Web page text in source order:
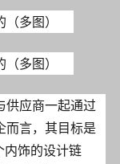
供应商一起通过
而言，其目标是
内饰的设计链